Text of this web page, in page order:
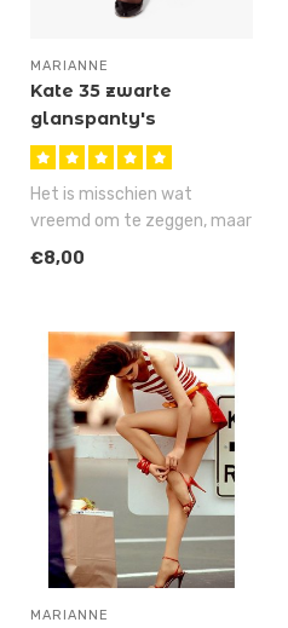
MARIANNE
Kate 35 zwarte
glanspanty's
Het is misschien wat
vreemd om te zeggen, maar
de Kate 35 is stiekem onze
€8,00
MARIANNE